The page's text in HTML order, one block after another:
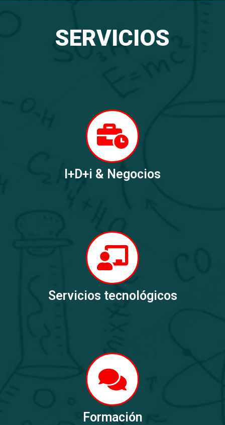
SERVICIOS
I+D+i & Negocios
Servicios tecnológicos
Formación